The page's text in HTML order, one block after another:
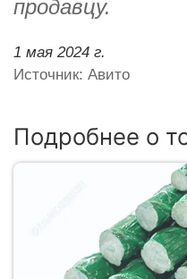
продавцу.
1 мая 2024 г.
Источник: Авито
Подробнее о